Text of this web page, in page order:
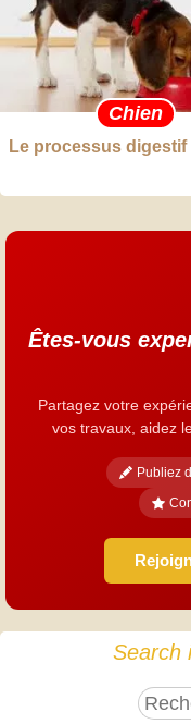
Chien
Le processus digestif
Êtes-vous
Partagez votre
vos travaux, aidez
Publiez
Search